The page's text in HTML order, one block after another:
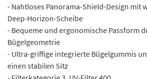
- Nahtloses Panorama-Shield-Design mit
Deep-Horizon-Scheibe
- Bequeme und ergonomische Passform
Bügelgeometrie
- Ultra-griffige integrierte Bügelgummis
einen stabilen Sitz